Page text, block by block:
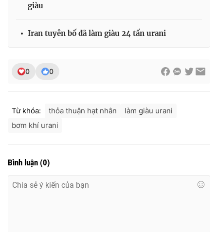
Theo dõi báo trên
Cơ quan báo chí: Thời báo VTV
Giấy phép hoạt động báo in và báo điện tử số 483/GP-BTTTT
Phó Tổng Biên tập:
Tổng đài VTV:024.38 355 931 - 024.38 355 932
giàu
Iran tuyên bố đã làm giàu 24 tấn urani
0 0
Từ khóa: thỏa thuận hạt nhân
làm giàu urani
bơm khí urani
Bình luận (0)